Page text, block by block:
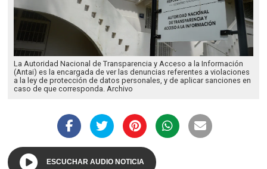
La Autoridad Nacional de Transparencia y Acceso a la Información
(Antai) es la encargada de ver las denuncias referentes a violaciones
a la ley de protección de datos personales, y de aplicar sanciones en
caso de que corresponda. Archivo
ESCUCHAR AUDIO NOTICIA